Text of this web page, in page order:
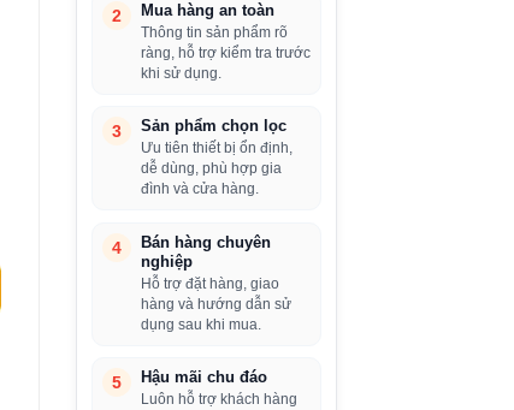
2
Mua hàng an toàn
Thông tin sản phẩm rõ
ràng, hỗ trợ kiểm tra trước
khi sử dụng.
3
Sản phẩm chọn lọc
Ưu tiên thiết bị ổn định,
dễ dùng, phù hợp gia
đình và cửa hàng.
4
Bán hàng chuyên
nghiệp
Hỗ trợ đặt hàng, giao
hàng và hướng dẫn sử
dụng sau khi mua.
5
Hậu mãi chu đáo
Luôn hỗ trợ khách hàng